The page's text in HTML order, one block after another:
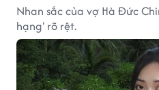
Nhan sắc của vợ Hà Đức
hạng' rõ rệt.